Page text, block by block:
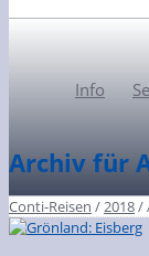
Info
Archiv für
Conti-Reisen /2018/